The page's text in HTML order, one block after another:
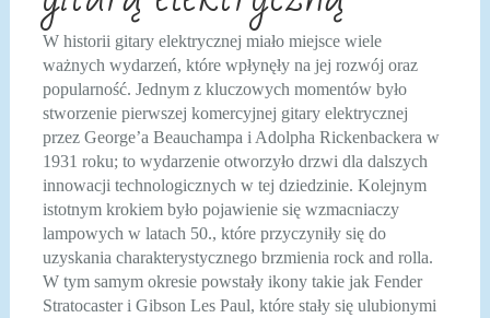
W historii gitary elektrycznej miało miejsce wiele
ważnych wydarzeń, które wpłynęły na jej rozwój oraz
popularność. Jednym z kluczowych momentów było
stworzenie pierwszej komercyjnej gitary elektrycznej
przez George’a Beauchampa i Adolpha Rickenbackera w
1931 roku; to wydarzenie otworzyło drzwi dla dalszych
innowacji technologicznych w tej dziedzinie. Kolejnym
istotnym krokiem było pojawienie się wzmacniaczy
lampowych w latach 50., które przyczyniły się do
uzyskania charakterystycznego brzmienia rock and rolla.
W tym samym okresie powstały ikony takie jak Fender
Stratocaster i Gibson Les Paul, które stały się ulubionymi